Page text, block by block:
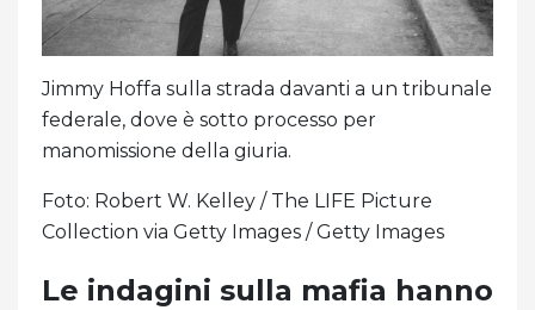
Jimmy Hoffa sulla strada davanti a un tribunale
federale, dove è sotto processo per
manomissione della giuria.
Foto: Robert W. Kelley / The LIFE Picture
Collection via Getty Images / Getty Images
Le indagini sulla mafia hanno